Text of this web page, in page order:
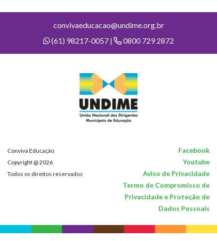
convivaeducacao@undime.org.br
(61) 98217-0057 |
0800 729 2872
Conviva Educação Facebook
Copyright @ 2026 Youtube
Todos os direitos reservados
Aviso de Privacidade
Termo de Compromisso de
Privacidade e Proteção de
Dados Pessoais